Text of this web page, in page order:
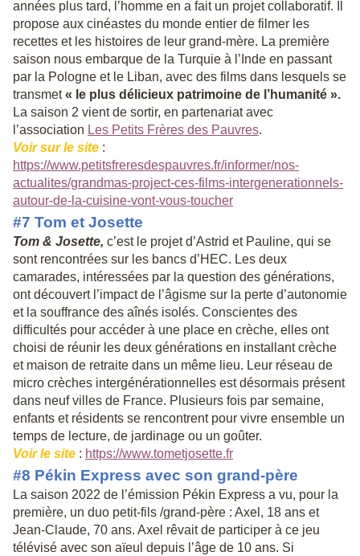
années plus tard, l’homme en a fait un projet collaboratif. Il
propose aux cinéastes du monde entier de filmer les
recettes et les histoires de leur grand-mère. La première
saison nous embarque de la Turquie à l’Inde en passant
par la Pologne et le Liban, avec des films dans lesquels se
transmet« le plus délicieux patrimoine de l’humanité ».
La saison 2 vient de sortir, en partenariat avec
l’association Les Petits Frères des Pauvres.
Voir sur le site :
https://www.petitsfreresdespauvres.fr/informer/nos-
actualites/grandmas-project-ces-films-intergenerationnels-
autour-de-la-cuisine-vont-vous-toucher
#7 Tom et Josette
Tom & Josette, c’est le projet d’Astrid et Pauline, qui se
sont rencontrées sur les bancs d’HEC. Les deux
camarades, intéressées par la question des générations,
ont découvert l’impact de l’âgisme sur la perte d’autonomie
et la souffrance des aînés isolés. Conscientes des
difficultés pour accéder à une place en crèche, elles ont
choisi de réunir les deux générations en installant crèche
et maison de retraite dans un même lieu. Leur réseau de
micro crèches intergénérationnelles est désormais présent
dans neuf villes de France. Plusieurs fois par semaine,
enfants et résidents se rencontrent pour vivre ensemble un
temps de lecture, de jardinage ou un goûter.
Voir le site : https://www.tometjosette.fr
#8 Pékin Express avec son grand-père
La saison 2022 de l’émission Pékin Express a vu, pour la
première, un duo petit-fils /grand-père : Axel, 18 ans et
Jean-Claude, 70 ans. Axel rêvait de participer à ce jeu
télévisé avec son aïeul depuis l’âge de 10 ans. Si